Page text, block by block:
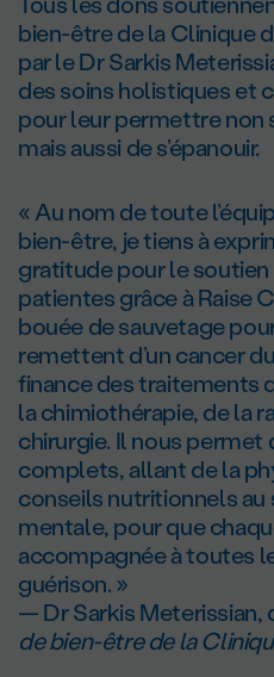
bien-être de la Clinique
par le Dr Sarkis
des soins holistiques et
pour leur permettre non
mais aussi de s’épanouir.
« Au nom de toute
bien-être, je tiens à
gratitude pour le
patientes grâce à Raise
bouée de sauvetage
remettent d’un cancer
finance des traitements
la chimiothérapie, de la
chirurgie. Il nous permet
complets, allant de la
conseils nutritionnels au
mentale, pour que
accompagnée à toutes
guérison. »
— Dr Sarkis Meterissian,
de bien-être de la